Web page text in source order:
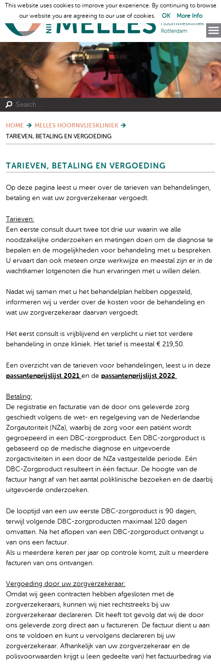
HOME
MELLES HOORNVLIESKLINIEK
TARIEVEN, BETALING EN VERGOEDING
TARIEVEN, BETALING EN VERGOEDING
Op deze pagina leest u meer over de tarieven van behandelingen,
betaling en wat uw zorgverzekeraar vergoedt.
Tarieven:
Een eerste consult duurt twee tot drie uur waarin we alle
noodzakelijke onderzoeken en metingen doen om de diagnose te
bepalen en de mogelijkheden voor behandeling met u bespreken.
U ervaart dan ook meteen onze werkwijze en meestal zijn er in de
wachtkamer lotgenoten die hun ervaringen met u willen delen.
Nadat wij samen met u het behandelplan hebben opgesteld,
informeren wij u verder over de kosten voor de behandeling en
wat uw zorgverzekeraar daarvan vergoedt.
Het eerst consult is vrijblijvend en verplicht u niet tot verdere
behandeling in onze kliniek. Het tarief is meestal € 219,50.
Een overzicht van de tarieven voor behandelingen, leest u in deze
passantenprijslijst 2021 en de passantenprijslijst 2022
Betaling:
De registratie en facturatie van de door ons geleverde zorg
geschiedt volgens de wet- en regelgeving van de Nederlandse
Zorgautoriteit (NZa), waarbij de zorg voor een patiënt wordt
gegroepeerd in een DBC-zorgproduct. Een DBC-zorgproduct is
gebaseerd op de medische diagnose en uitgevoerde
zorgactiviteiten in een door de NZa vastgestelde periode. Eén
DBC-Zorgproduct resulteert in één factuur. De hoogte van de
factuur hangt af van het aantal poliklinische bezoeken en de daarbij
uitgevoerde onderzoeken.
De looptijd van een uw eerste DBC-zorgproduct is 90 dagen,
terwijl volgende DBC-zorgproducten maximaal 120 dagen
omvatten. Na het aflopen van een DBC-zorgproduct ontvangt u
van ons een factuur.
Als u meerdere keren per jaar op controle komt, zult u meerdere
facturen van ons ontvangen.
Vergoeding door uw zorgverzekeraar:
Omdat wij geen contracten hebben afgesloten met de
zorgverzekeraars, kunnen wij niet rechtstreeks bij uw
zorgverzekeraar declareren. Dit heeft tot gevolg dat wij de door
ons geleverde zorg direct aan u factureren. De factuur dient u aan
ons te voldoen en kunt u vervolgens declareren bij uw
zorgverzekeraar. Afhankelijk van uw zorgverzekeraar en de
polisvoorwaarden krijgt u (een gedeelte van) het factuurbedrag via
This website uses cookies to improve your experience. By continuing to browse
our website you are agreeing to our use of cookies.
OK More Info